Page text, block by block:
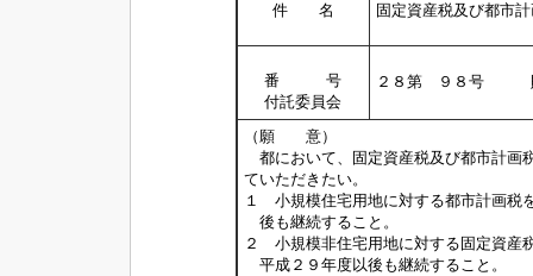
件 名 固定資産税及び都市
番 号
付託委員会
２８第 ９８号
（願 意）
都において、固定資産税及び都市計画
ていただきたい。
１ 小規模住宅用地に対する都市計画税
後も継続すること。
２ 小規模非住宅用地に対する固定資産
平成２９年度以後も継続すること。